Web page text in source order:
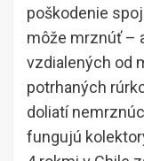
poškodenie
môže mrznúť –
vzdialených od
potrhaných
doliatí
fungujú